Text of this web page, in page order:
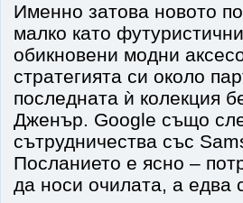
Именно затова новото
малко като
обикновени модни
стратегията си около
последната ѝ колекция
Дженър. Google също
сътрудничества със
Посланието е ясно –
да носи очилата, а едва